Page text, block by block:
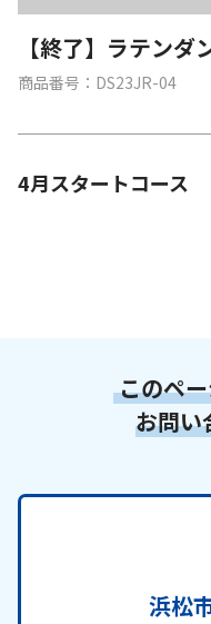
【終了】ラテン
商品番号：DS23JR-04
4月スタートコース
このペ
お問い
浜松